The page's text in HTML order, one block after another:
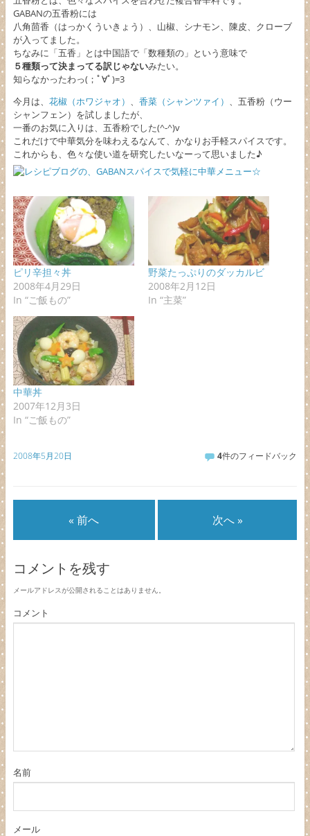
GABANの五香粉には
八角茴香（はっかくういきょう）、山椒、シナモン、陳皮、クローブ
が入ってました。
ちなみに「五香」とは中国語で「数種類の」という意味で
５種類って決まってる訳じゃないみたい。
知らなかったわっ(；ﾟ∀ﾟ)=3
今月は、 花椒（ホワジャオ） 、 香菜（シャンツァイ） 、五香粉（ウー
シャンフェン）を試しましたが、
一番のお気に入りは、五香粉でした(^-^)v
これだけで中華気分を味わえるなんて、かなりお手軽スパイスです。
これからも、色々な使い道を研究したいなーって思いました♪
ピリ辛担々丼
2008年4月29日
In “ご飯もの”
野菜たっぷりのダッカルビ
2008年2月12日
In “主菜”
中華丼
2007年12月3日
In “ご飯もの”
2008年5月20日 4件のフィードバック
« 前へ 次へ »
コメントを残す
メールアドレスが公開されることはありません。
コメント
名前
メール